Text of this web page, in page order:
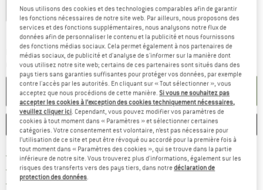
EU48 EU49 1/3
Guide des tailles
Délai de livraison: 3-5 jours ouvrablesLe lien s'ouvre dans une boîte
Quantité:
AJOUTER AU PANIER
ENREGISTRER COMPARER
Livraison gratuite dès 69 € (FR)Trouve les infos sur la
Droit de retour de 100 joursTrouve les informations de
> 4 000 000 clients satisfaits
Nous utilisons des cookies et des technologies comparables afin de garantir
les fonctions nécessaires de notre site web. Par ailleurs, nous proposons des
services et des fonctions supplémentaires, nous analysons notre flux de
données afin de personnaliser le contenu et la publicité et nous fournissons
des fonctions médias sociaux. Cela permet également à nos partenaires de
médias sociaux, de publicité et d'analyse de s'informer sur la manière dont
vous utilisez notre site web; certains de ces partenaires sont situés dans des
pays tiers sans garanties suffisantes pour protéger vos données, par exemple
contre l'accès par les autorités. En cliquant sur « Tout sélectionner », vous
acceptez que nous procédions de cette manière.Si vous ne souhaitez pas
accepter les cookies à l’exception des cookies techniquement nécessaires,
veuillez cliquer ici. Cependant, vous pouvez modifier vos paramètres de
cookies à tout moment dans « Paramètres » et sélectionner certaines
catégories. Votre consentement est volontaire, n’est pas nécessaire pour
l’utilisation de ce site et peut être révoqué ou accordé pour la première fois à
tout moment dans « Paramètres des cookies », qui se trouve dans la partie
inférieure de notre site. Vous trouverez plus d'informations, également sur les
risques des transferts vers des pays tiers, dans notredéclaration de
protection des données.